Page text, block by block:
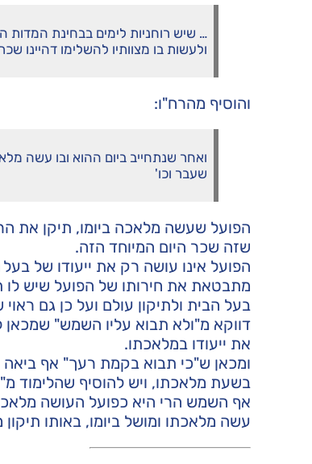
… שיש רוחניות לימים בבחינת המדות
ולעשות בו מצוותיו להשלימו דהיינו
והוסיף מהרח"ו:
ואחר שנתחייב ביום ההוא ובו עשה
שעבר וכו'
הפועל שעשה מלאכה ביומו, תיקן את
שזה שכר היום המיוחד הזה.
הפועל אינו עושה רק את ייעודו של
מתבטאת את חירותו של הפועל שיש לו
בעל הבית ולתיקון עולם ועל כן גם
דווקא מ"ולא תבוא עליו השמש" שמכאן
את ייעודו במלאכתו.
ומכאן ש"כי תבוא בקמת רעך" אף ביאה
בשעת מלאכתו, ויש להוסיף שהלימוד
אף השמש הרי היא כפועל העושה
עשה מלאכתו ומושל ביומו, באותו